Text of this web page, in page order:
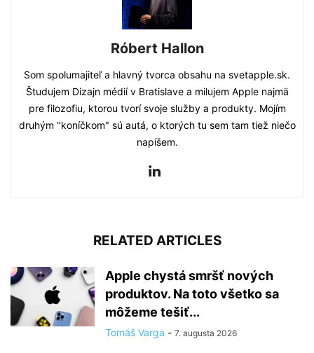
Róbert Hallon
Som spolumajiteľ a hlavný tvorca obsahu na svetapple.sk.
Študujem Dizajn médií v Bratislave a milujem Apple najmä
pre filozofiu, ktorou tvorí svoje služby a produkty. Mojím
druhým "koníčkom" sú autá, o ktorých tu sem tam tiež niečo
napíšem.
RELATED ARTICLES
Apple chystá smršť nových
produktov. Na toto všetko sa
môžeme tešiť...
Tomáš Varga - 7. augusta 2026